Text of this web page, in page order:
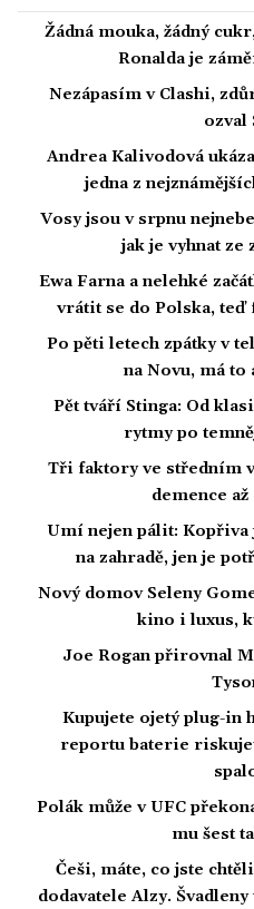
Žádná mouka, žádný
Ronalda je
Nezápasím v Clashi,
ozval
Andrea Kalivodová
jedna z
Vosy jsou v srpnu
jak je vyhnat ze
Ewa Farna a nelehké
vrátit se do Polska, teď
Po pěti letech zpátky v
na Novu, má to
Pět tváří Stinga: Od
rytmy po
Tři faktory ve středním
demence
Umí nejen pálit:
na zahradě, jen je
Nový domov Seleny
kino i luxus,
Joe Rogan přirovnal
Kupujete ojetý plug-in
reportu baterie
Polák může v UFC
mu šest
Češi, máte, co jste
dodavatele Alzy.